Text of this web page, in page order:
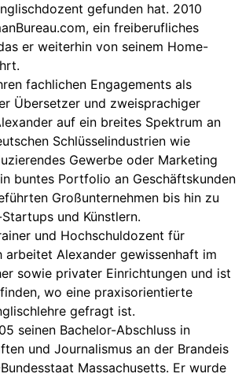
gefunden hat. 2010
ein freiberufliches
er weiterhin von seinem Home-
fachlichen Engagements als
Übersetzer und zweisprachiger
auf ein breites Spektrum an
Schlüsselindustrien wie
Gewerbe oder Marketing
buntes Portfolio an Geschäftskunden
Großunternehmen bis hin zu
und Künstlern.
und Hochschuldozent für
arbeitet Alexander gewissenhaft im
sowie privater Einrichtungen und ist
wo eine praxisorientierte
gefragt ist.
seinen Bachelor-Abschluss in
und Journalismus an der Brandeis
Massachusetts. Er wurde